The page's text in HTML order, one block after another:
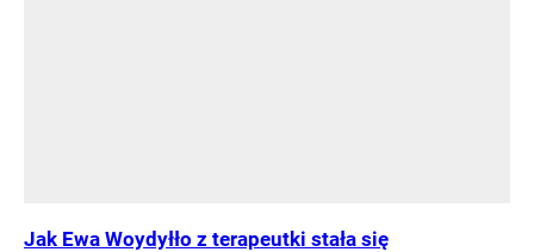
Jak Ewa Woydyłło z terapeutki stała się